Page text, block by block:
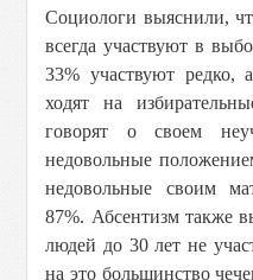
Социологи выяснили,
всегда участвуют в
33% участвуют редко,
ходят на
говорят о своем
недовольные
недовольные своим
87%. Абсентизм также
людей до 30 лет не
на это большинство